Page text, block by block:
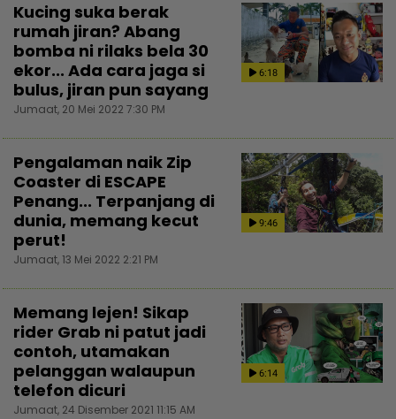
6:18
Kucing suka berak
rumah jiran? Abang
bomba ni rilaks bela 30
ekor... Ada cara jaga si
bulus, jiran pun sayang
Jumaat, 20 Mei 2022 7:30 PM
9:46
Pengalaman naik Zip
Coaster di ESCAPE
Penang... Terpanjang di
dunia, memang kecut
perut!
Jumaat, 13 Mei 2022 2:21 PM
6:14
Memang lejen! Sikap
rider Grab ni patut jadi
contoh, utamakan
pelanggan walaupun
telefon dicuri
Jumaat, 24 Disember 2021 11:15 AM